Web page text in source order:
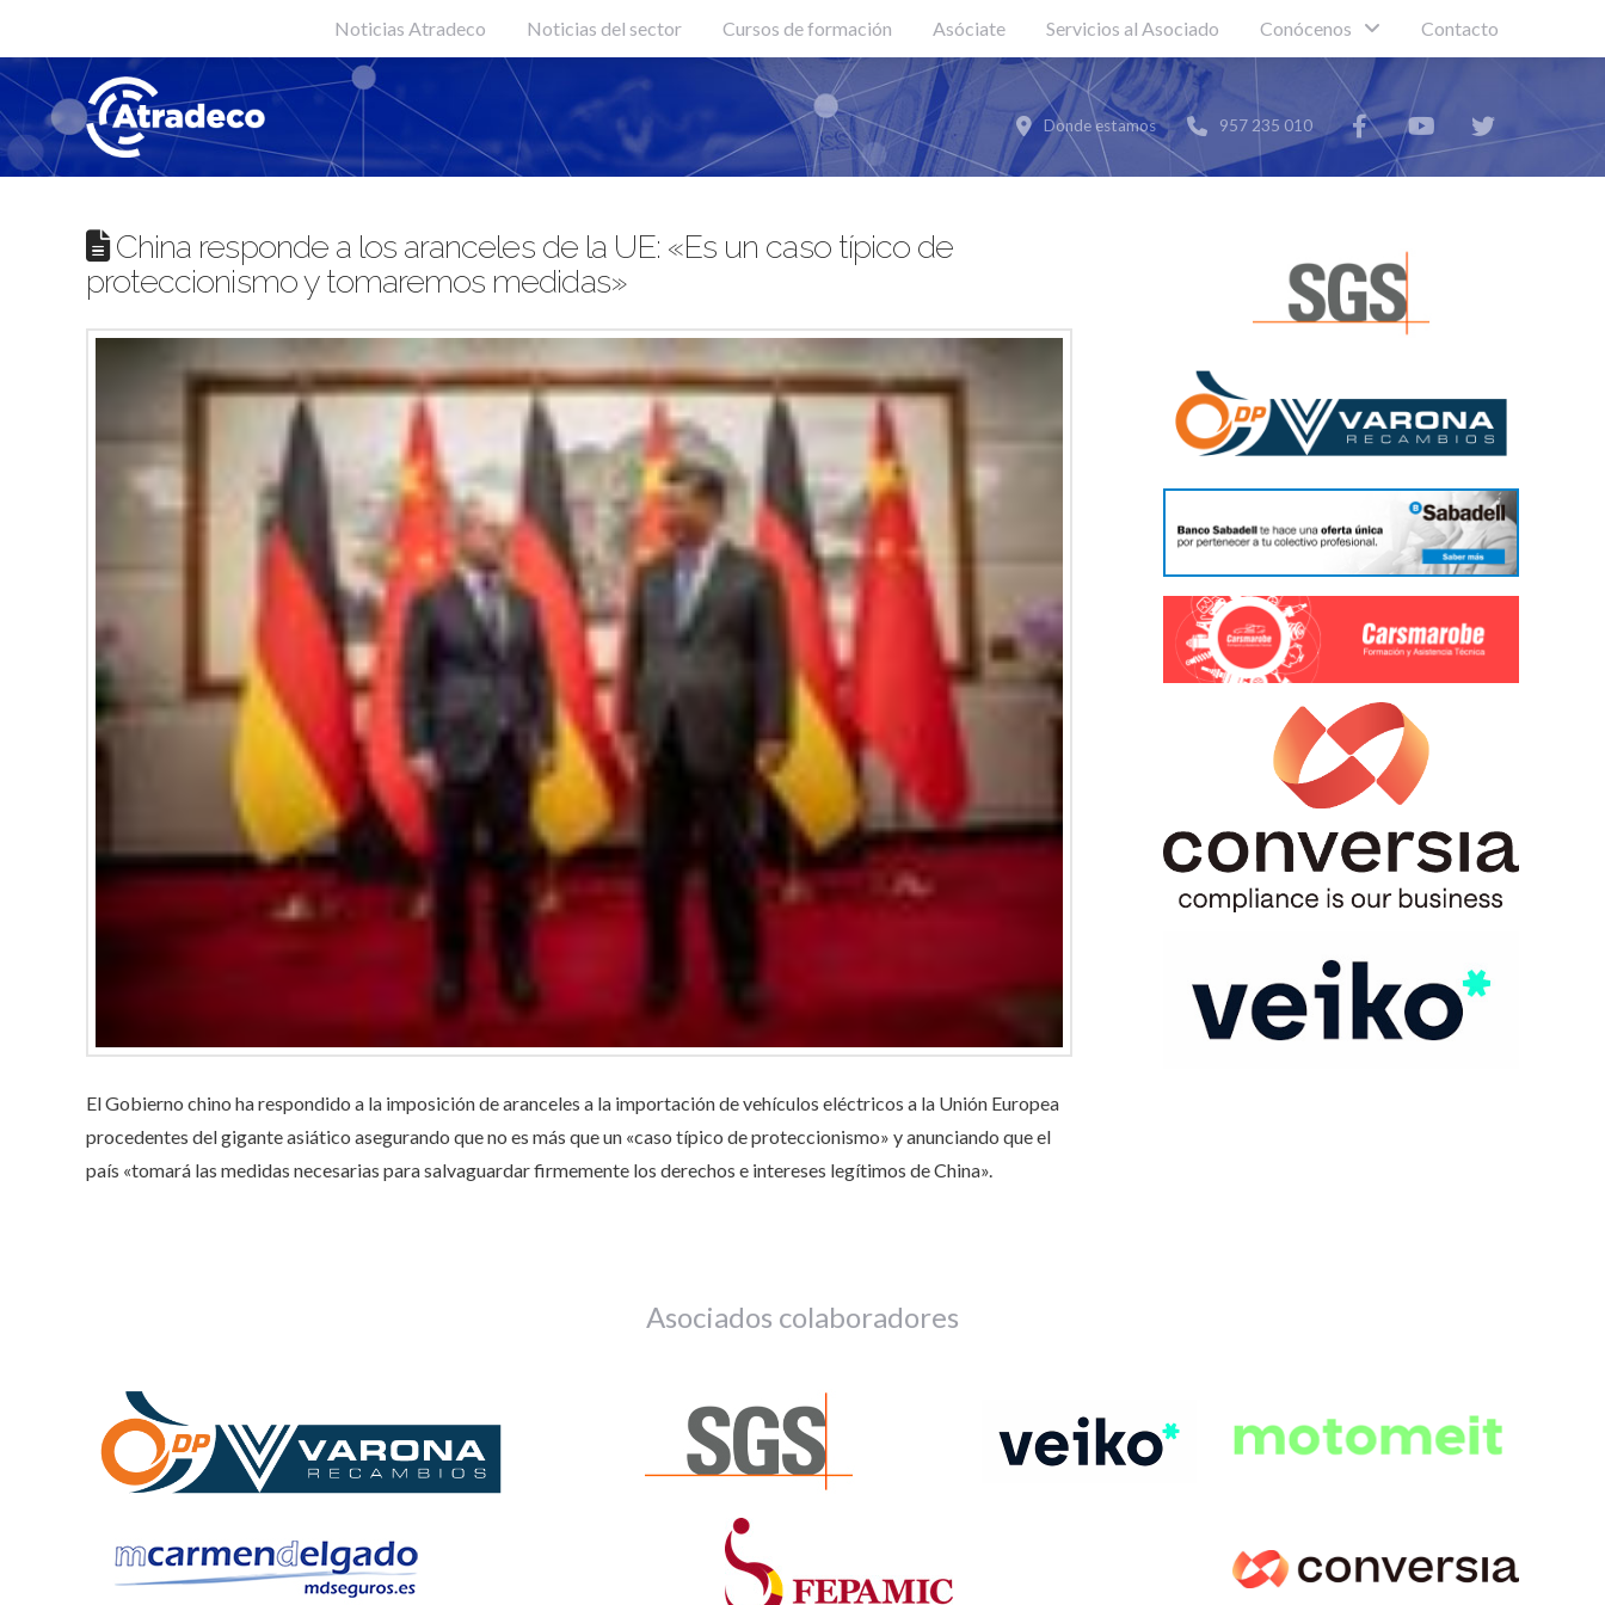
Noticias Atradeco Noticias del sector Cursos de formación Asóciate Servicios al Asociado Conócenos Contacto
Donde estamos 957 235 010
China responde a los aranceles de la UE: «Es un caso típico de
proteccionismo y tomaremos medidas»
El Gobierno chino ha respondido a la imposición de aranceles a la importación de vehículos eléctricos a la Unión Europea
procedentes del gigante asiático asegurando que no es más que un «caso típico de proteccionismo» y anunciando que el
país «tomará las medidas necesarias para salvaguardar firmemente los derechos e intereses legítimos de China».
Asociados colaboradores